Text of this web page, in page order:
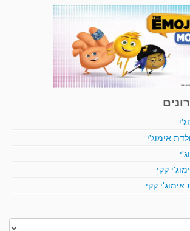
אימוג'י
קקי
קקי